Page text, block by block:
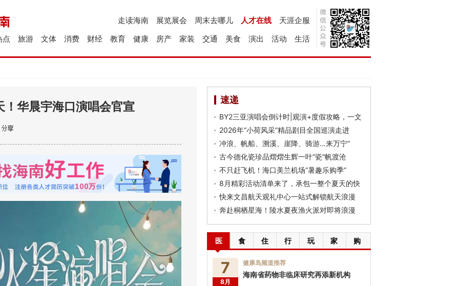
天涯企服
人才在线
周末去哪儿
展览展会
走读海南
生活
活动
演出
美食
交通
家装
房产
健康
教育
财经
消费
文体
旅游
点
！华晨宇海口演唱会官宣
速递
BY2三亚演唱会倒计时|观演+度假攻略，一文
2026年“小荷风采”精品剧目全国巡演走进
冲浪、帆船、溯溪、崖降、骑游…来万宁“
古今德化瓷珍品熠熠生辉一叶“瓷”帆渡沧
不只赶飞机！海口美兰机场“暑趣乐购季”
8月精彩活动清单来了，承包一整个夏天的快
快来文昌航天观礼中心一站式解锁航天浪漫
奔赴桐栖星海！陵水夏夜渔火派对即将浪漫
医 食 住 行 玩 家 购
7
8月
健康岛频道推荐
海南省药物非临床研究再添新机构